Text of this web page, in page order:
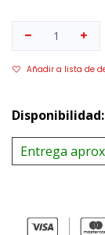
Añadir a lista de
Disponibilidad:
Entrega